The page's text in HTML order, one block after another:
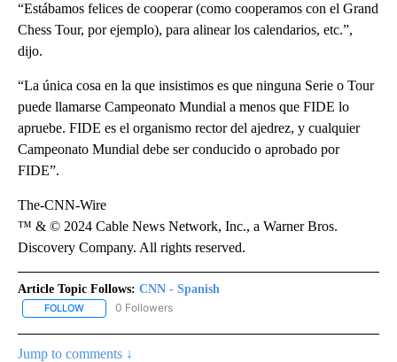
“Estábamos felices de cooperar (como cooperamos con el Grand
Chess Tour, por ejemplo), para alinear los calendarios, etc.”,
dijo.
“La única cosa en la que insistimos es que ninguna Serie o Tour
puede llamarse Campeonato Mundial a menos que FIDE lo
apruebe. FIDE es el organismo rector del ajedrez, y cualquier
Campeonato Mundial debe ser conducido o aprobado por
FIDE”.
The-CNN-Wire
™ & © 2024 Cable News Network, Inc., a Warner Bros.
Discovery Company. All rights reserved.
Article Topic Follows: CNN - Spanish
FOLLOW FOLLOW "CNN - SPANISH" TO RECEIVE NOTIFICATIONS ABOUT
0 Followers
Jump to comments ↓